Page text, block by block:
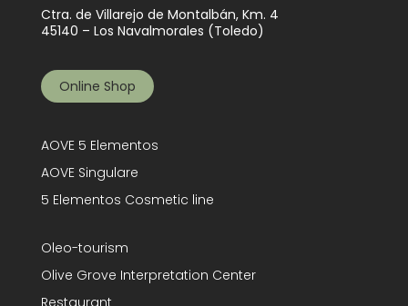
Ctra. de Villarejo de Montalbán, Km. 4
45140 – Los Navalmorales (Toledo)
Online Shop
AOVE 5 Elementos
AOVE Singulare
5 Elementos Cosmetic line
Oleo-tourism
Olive Grove Interpretation Center